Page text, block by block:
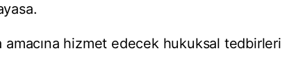
amacına hizmet edecek hukuksal tedbirleri